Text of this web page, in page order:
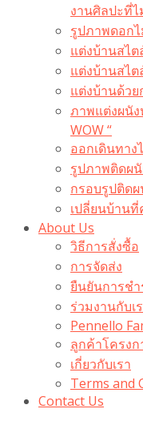
งานศิลปะที่
รูปภาพดอก
แต่งบ้านสไต
แต่งบ้านสไ
แต่งบ้านด้ว
ภาพแต่งผนั
WOW “
ออกเดินทาง
รูปภาพติดผ
กรอบรูปติด
เปลี่ยนบ้าน
About Us
วิธีการสั่งซื้อ
การจัดส่ง
ยืนยันการชำ
ร่วมงานกับเ
Pennello
ลูกค้าโครงก
เกี่ยวกับเรา
Terms and
Contact Us